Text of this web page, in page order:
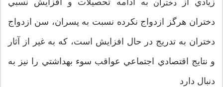
زيادي از دختران به ادامه تحصيلات و افزايش نسبي
دختران هرگز ازدواج نكرده نسبت به پسران، سن ازدواج
دختران به تدريج در حال افزايش است، كه به غير از آثار
و نتايج اقتصادي اجتماعي عواقب سوء بهداشتي را نيز به
دنبال دارد